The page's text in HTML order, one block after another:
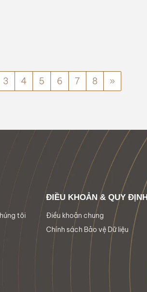
3 4 5 6 7 8 »
tôi
ĐIỀU KHOẢN & QUY ĐỊNH
Điều khoản chung
Chính sách Bảo vệ Dữ liệu